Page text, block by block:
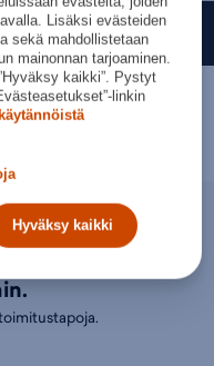
urheilukauppa!
kolmessa päivässä.
Lisäksi evästeiden
sekä mahdollistetaan
mainonnan tarjoaminen.
kaikki”. Pystyt
linkin
Hyväksy kaikki